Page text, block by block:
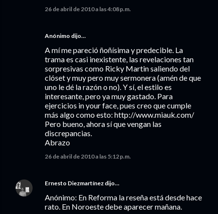
26 de abril de 2010 a las 4:08 p.m.
Anónimo dijo…
A mí me pareció ñoñísima y predecible. La
trama es casi inexistente, las revelaciones tan
sorpresivas como Ricky Martin saliendo del
clóset y muy pero muy sermonera (amén de que
uno le dé la razón o no). Y sí, el estilo es
interesante, pero ya muy gastado. Para
ejercicios in your face, pues creo que cumple
más algo como esto: http://www.miauk.com/
Pero bueno, ahora sí que vengan las
discrepancias.
Abrazo
26 de abril de 2010 a las 5:12 p.m.
Ernesto Diezmartínez dijo…
Anónimo: En Reforma la reseña está desde hace
rato. En Noroeste debe aparecer mañana.